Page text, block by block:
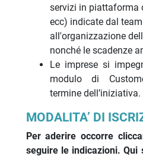
servizi in piattaforma
ecc) indicate dal
all'organizzazione
nonché le scadenze
Le imprese si
modulo di
termine dell’iniziativa.
MODALITA’ DI
Per aderire occorre
seguire le indicazioni. Qui